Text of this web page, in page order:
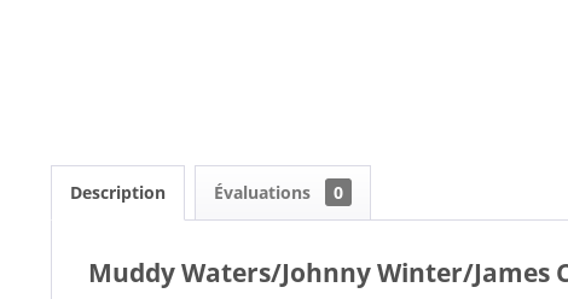
Description Évaluations 0
Muddy Waters/Johnny Winter/